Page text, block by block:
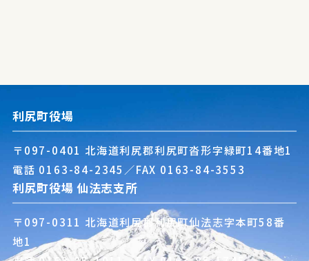
利尻町役場
〒097-0401 北海道利尻郡利尻町沓形字緑町14番地1
電話 0163-84-2345 ／FAX 0163-84-3553
利尻町役場 仙法志支所
〒097-0311 北海道利尻郡利尻町仙法志字本町58番
地1